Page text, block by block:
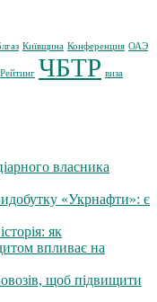
Київщина Конференция ОАЭ
ЧБТР виза
власника
«Укрнафти»: є
як
впливає на
щоб підвищити